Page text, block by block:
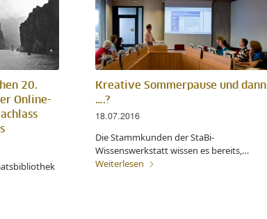
20.
Online-
Kreative Sommerpause und dann
….?
18.07.2016
Die Stammkunden der StaBi-
Wissenswerkstatt wissen es bereits,…
Weiterlesen